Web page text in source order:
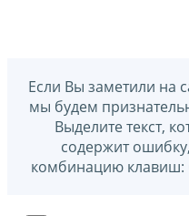
Если Вы заметили на
мы будем
Выделите текст,
содержит
комбинацию клавиш: